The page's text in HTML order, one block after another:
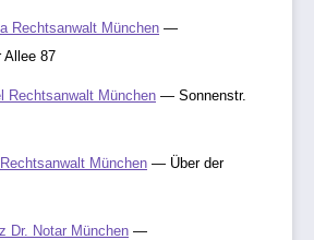
Rechtsanwalt München —
Allee 87
Rechtsanwalt München — Sonnenstr.
München — Über der
Dr. Notar München —